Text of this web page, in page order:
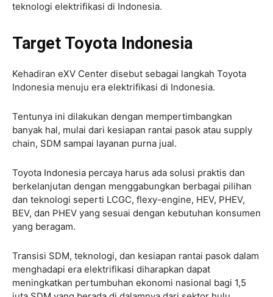
teknologi elektrifikasi di Indonesia.
Target Toyota Indonesia
Kehadiran eXV Center disebut sebagai langkah Toyota
Indonesia menuju era elektrifikasi di Indonesia.
Tentunya ini dilakukan dengan mempertimbangkan
banyak hal, mulai dari kesiapan rantai pasok atau supply
chain, SDM sampai layanan purna jual.
Toyota Indonesia percaya harus ada solusi praktis dan
berkelanjutan dengan menggabungkan berbagai pilihan
dan teknologi seperti LCGC, flexy-engine, HEV, PHEV,
BEV, dan PHEV yang sesuai dengan kebutuhan konsumen
yang beragam.
Transisi SDM, teknologi, dan kesiapan rantai pasok dalam
menghadapi era elektrifikasi diharapkan dapat
meningkatkan pertumbuhan ekonomi nasional bagi 1,5